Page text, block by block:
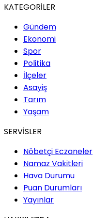
KATEGORİLER
Gündem
Ekonomi
Spor
Politika
İlçeler
Asayiş
Tarım
Yaşam
SERVİSLER
Nöbetçi Eczaneler
Namaz Vakitleri
Hava Durumu
Puan Durumları
Yayınlar